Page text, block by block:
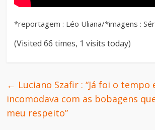
*reportagem : Léo Uliana/*imagens :
(Visited 66 times, 1 visits today)
← Luciano Szafir : “Já foi o tempo
incomodava com as bobagens
meu respeito”